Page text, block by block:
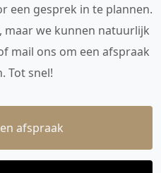
een gesprek in te plannen.
maar we kunnen natuurlijk
mail ons om een afspraak
Tot snel!
afspraak